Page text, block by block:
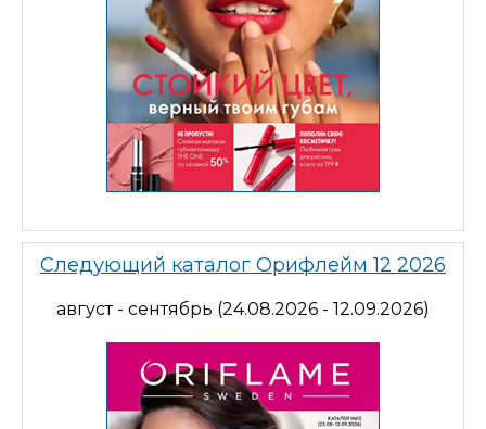
Следующий каталог Орифлейм 12 2026
август - сентябрь (24.08.2026 - 12.09.2026)